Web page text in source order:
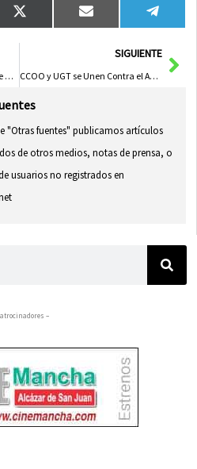
Compartir
en
X
(Twitter)
Compartir
en
Email
en
Un Fin de Semana Musical Que Marcó Historia
SIGUIENTE
CCOO y UGT se Unen Contra el Amenazante Oportunismo en Defensa de los Derechos Laborales
"Otras fuentes" publicamos artículos
de otros medios, notas de prensa, o
usuarios no registrados en
–